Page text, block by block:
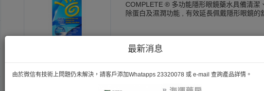
最新消息
由於微信有技術上問題仍未解決，請客戶添加Whatapps 23320078 或 e-mail 查詢產品詳情。
COMPLETE ® 多功能隱形眼鏡藥水具備清潔
除蛋白及濕潤功能 , 有效延長佩戴隱形眼鏡的